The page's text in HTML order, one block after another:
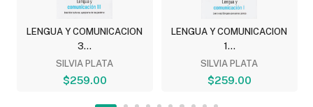
LENGUA Y COMUNICACION
3...
SILVIA PLATA
$259.00
LENGUA Y COMUNICACION
1...
SILVIA PLATA
$259.00